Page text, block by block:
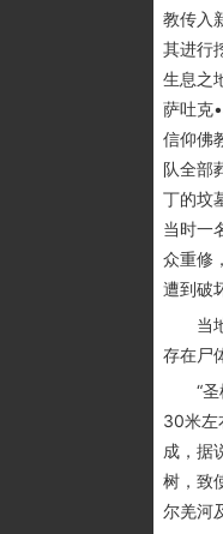
教传入
其进行
生息之
萨吐克
信仰佛
队全部
丁的坟
当时一
众重修
遭到破
当地
存在尸
“圣树
30米左
成，据
树，致
尔羌河